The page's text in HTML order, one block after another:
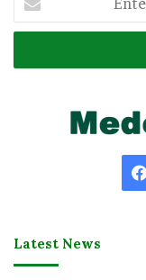
your
Email
Latest News